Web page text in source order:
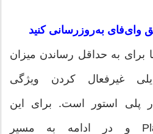
برای به حداقل رساندن میزان
غیرفعال کردن ویژگی
پلی استور است. برای این
منظور به Play Store و در ادامه به مسیر